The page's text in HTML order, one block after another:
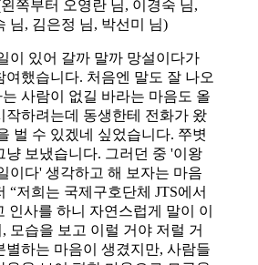
쪽부터 오영란 님, 이경숙 님,
님, 김은정 님, 박선미 님)
이 있어 갈까 말까 망설이다가
여했습니다. 처음엔 말도 잘 나오
사람이 없길 바라는 마음도 올
작하려는데 동생한테 전화가 왔
벌 수 있겠네 싶었습니다. 쭈볏
냥 보냈습니다. 그러던 중 '이왕
이다' 생각하고 해 보자는 마음
“저희는 국제구호단체 JTS에서
인사를 하니 자연스럽게 말이 이
모습을 보고 이럴 거야 저럴 거
별하는 마음이 생겼지만, 사람들